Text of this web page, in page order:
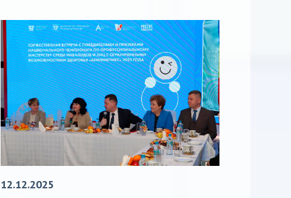
12.12.2025